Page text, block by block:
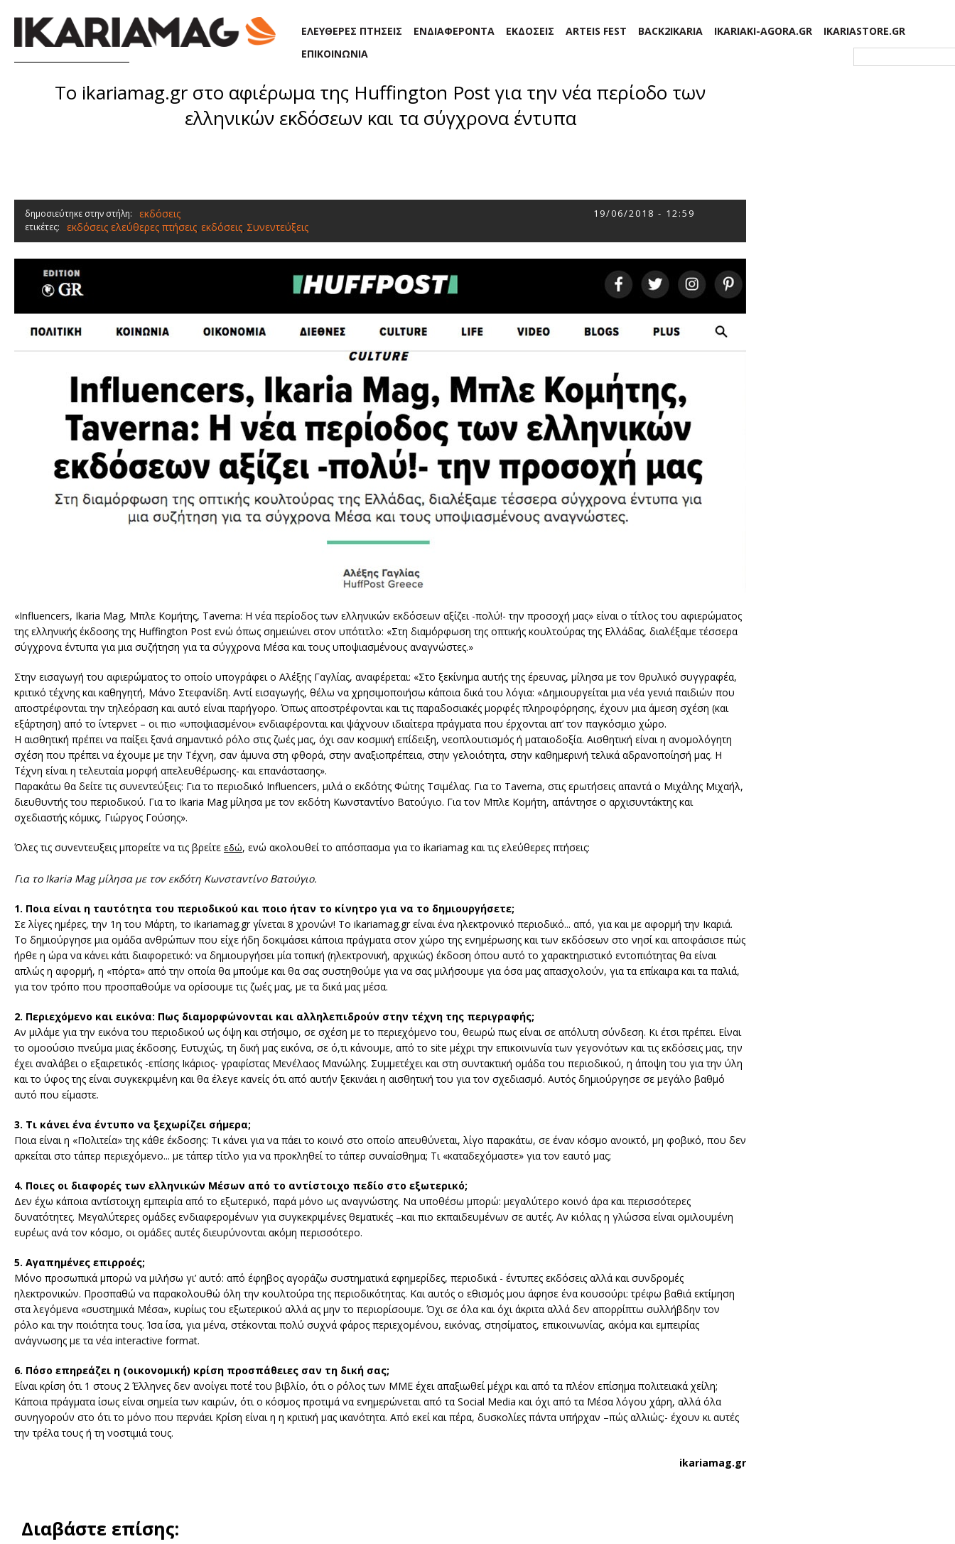
ΕΛΕΥΘΕΡΕΣ ΠΤΗΣΕΙΣ ΕΝΔΙΑΦΕΡΟΝΤΑ ΕΚΔΟΣΕΙΣ ARTEIS FEST BACK2IKARIA IKARIAKI-AGORA.GR
IKARIASTORE.GR
ΕΠΙΚΟΙΝΩΝΙΑ
Το ikariamag.gr στο αφιέρωμα της Huffington Post για την νέα περίοδο των
ελληνικών εκδόσεων και τα σύγχρονα έντυπα
δημοσιεύτηκε στην στήλη: εκδόσεις 19/06/2018 - 12:59
ετικέτες: εκδόσεις ελεύθερες πτήσεις, εκδόσεις, Συνεντεύξεις
«Influencers, Ikaria Mag, Μπλε Κομήτης, Taverna: Η νέα περίοδος των ελληνικών εκδόσεων αξίζει -πολύ!- την προσοχή μας» είναι ο τίτλος του αφιερώματος
της ελληνικής έκδοσης της Huffington Post ενώ όπως σημειώνει στον υπότιτλο: «Στη διαμόρφωση της οπτικής κουλτούρας της Ελλάδας, διαλέξαμε τέσσερα
σύγχρονα έντυπα για μια συζήτηση για τα σύγχρονα Μέσα και τους υποψιασμένους αναγνώστες.»
Στην εισαγωγή του αφιερώματος το οποίο υπογράφει ο Αλέξης Γαγλίας, αναφέρεται: «Στο ξεκίνημα αυτής της έρευνας, μίλησα με τον θρυλικό συγγραφέα,
κριτικό τέχνης και καθηγητή, Μάνο Στεφανίδη. Αντί εισαγωγής, θέλω να χρησιμοποιήσω κάποια δικά του λόγια: «Δημιουργείται μια νέα γενιά παιδιών που
αποστρέφονται την τηλεόραση και αυτό είναι παρήγορο. Όπως αποστρέφονται και τις παραδοσιακές μορφές πληροφόρησης, έχουν μια άμεση σχέση (και
εξάρτηση) από το ίντερνετ – οι πιο «υποψιασμένοι» ενδιαφέρονται και ψάχνουν ιδιαίτερα πράγματα που έρχονται απ’ τον παγκόσμιο χώρο.
Η αισθητική πρέπει να παίξει ξανά σημαντικό ρόλο στις ζωές μας, όχι σαν κοσμική επίδειξη, νεοπλουτισμός ή ματαιοδοξία. Αισθητική είναι η ανομολόγητη
σχέση που πρέπει να έχουμε με την Τέχνη, σαν άμυνα στη φθορά, στην αναξιοπρέπεια, στην γελοιότητα, στην καθημερινή τελικά αδρανοποίησή μας. Η
Τέχνη είναι η τελευταία μορφή απελευθέρωσης- και επανάστασης».
Παρακάτω θα δείτε τις συνεντεύξεις: Για το περιοδικό Influencers, μιλά ο εκδότης Φώτης Τσιμέλας. Για το Taverna, στις ερωτήσεις απαντά ο Μιχάλης Μιχαήλ,
διευθυντής του περιοδικού. Για το Ikaria Mag μίλησα με τον εκδότη Κωνσταντίνο Βατούγιο. Για τον Μπλε Κομήτη, απάντησε ο αρχισυντάκτης και
σχεδιαστής κόμικς, Γιώργος Γούσης».
Όλες τις συνεντευξεις μπορείτε να τις βρείτε εδώ, ενώ ακολουθεί το απόσπασμα για το ikariamag και τις ελεύθερες πτήσεις:
Για το Ikaria Mag μίλησα με τον εκδότη Κωνσταντίνο Βατούγιο.
1. Ποια είναι η ταυτότητα του περιοδικού και ποιο ήταν το κίνητρο για να το δημιουργήσετε;
Σε λίγες ημέρες, την 1η του Μάρτη, το ikariamag.gr γίνεται 8 χρονών! Το ikariamag.gr είναι ένα ηλεκτρονικό περιοδικό... από, για και με αφορμή την Ικαριά.
Το δημιούργησε μια ομάδα ανθρώπων που είχε ήδη δοκιμάσει κάποια πράγματα στον χώρο της ενημέρωσης και των εκδόσεων στο νησί και αποφάσισε πώς
ήρθε η ώρα να κάνει κάτι διαφορετικό: να δημιουργήσει μία τοπική (ηλεκτρονική, αρχικώς) έκδοση όπου αυτό το χαρακτηριστικό εντοπιότητας θα είναι
απλώς η αφορμή, η «πόρτα» από την οποία θα μπούμε και θα σας συστηθούμε για να σας μιλήσουμε για όσα μας απασχολούν, για τα επίκαιρα και τα παλιά,
για τον τρόπο που προσπαθούμε να ορίσουμε τις ζωές μας, με τα δικά μας μέσα.
2. Περιεχόμενο και εικόνα: Πως διαμορφώνονται και αλληλεπιδρούν στην τέχνη της περιγραφής;
Αν μιλάμε για την εικόνα του περιοδικού ως όψη και στήσιμο, σε σχέση με το περιεχόμενο του, θεωρώ πως είναι σε απόλυτη σύνδεση. Κι έτσι πρέπει. Είναι
το ομοούσιο πνεύμα μιας έκδοσης. Ευτυχώς, τη δική μας εικόνα, σε ό,τι κάνουμε, από το site μέχρι την επικοινωνία των γεγονότων και τις εκδόσεις μας, την
έχει αναλάβει ο εξαιρετικός -επίσης Ικάριος- γραφίστας Μενέλαος Μανώλης. Συμμετέχει και στη συντακτική ομάδα του περιοδικού, η άποψη του για την ύλη
και το ύφος της είναι συγκεκριμένη και θα έλεγε κανείς ότι από αυτήν ξεκινάει η αισθητική του για τον σχεδιασμό. Αυτός δημιούργησε σε μεγάλο βαθμό
αυτό που είμαστε.
3. Τι κάνει ένα έντυπο να ξεχωρίζει σήμερα;
Ποια είναι η «Πολιτεία» της κάθε έκδοσης: Τι κάνει για να πάει το κοινό στο οποίο απευθύνεται, λίγο παρακάτω, σε έναν κόσμο ανοικτό, μη φοβικό, που δεν
αρκείται στο τάπερ περιεχόμενο... με τάπερ τίτλο για να προκληθεί το τάπερ συναίσθημα; Τι «καταδεχόμαστε» για τον εαυτό μας;
4. Ποιες οι διαφορές των ελληνικών Μέσων από το αντίστοιχο πεδίο στο εξωτερικό;
Δεν έχω κάποια αντίστοιχη εμπειρία από το εξωτερικό, παρά μόνο ως αναγνώστης. Να υποθέσω μπορώ: μεγαλύτερο κοινό άρα και περισσότερες
δυνατότητες. Μεγαλύτερες ομάδες ενδιαφερομένων για συγκεκριμένες θεματικές –και πιο εκπαιδευμένων σε αυτές. Αν κιόλας η γλώσσα είναι ομιλουμένη
ευρέως ανά τον κόσμο, οι ομάδες αυτές διευρύνονται ακόμη περισσότερο.
5. Αγαπημένες επιρροές;
Μόνο προσωπικά μπορώ να μιλήσω γι’ αυτό: από έφηβος αγοράζω συστηματικά εφημερίδες, περιοδικά - έντυπες εκδόσεις αλλά και συνδρομές
ηλεκτρονικών. Προσπαθώ να παρακολουθώ όλη την κουλτούρα της περιοδικότητας. Και αυτός ο εθισμός μου άφησε ένα κουσούρι: τρέφω βαθιά εκτίμηση
στα λεγόμενα «συστημικά Μέσα», κυρίως του εξωτερικού αλλά ας μην το περιορίσουμε. Όχι σε όλα και όχι άκριτα αλλά δεν απορρίπτω συλλήβδην τον
ρόλο και την ποιότητα τους. Ίσα ίσα, για μένα, στέκονται πολύ συχνά φάρος περιεχομένου, εικόνας, στησίματος, επικοινωνίας, ακόμα και εμπειρίας
ανάγνωσης με τα νέα interactive format.
6. Πόσο επηρεάζει η (οικονομική) κρίση προσπάθειες σαν τη δική σας;
Είναι κρίση ότι 1 στους 2 Έλληνες δεν ανοίγει ποτέ του βιβλίο, ότι ο ρόλος των ΜΜΕ έχει απαξιωθεί μέχρι και από τα πλέον επίσημα πολιτειακά χείλη;
Κάποια πράγματα ίσως είναι σημεία των καιρών, ότι ο κόσμος προτιμά να ενημερώνεται από τα Social Media και όχι από τα Μέσα λόγου χάρη, αλλά όλα
συνηγορούν στο ότι το μόνο που περνάει Κρίση είναι η η κριτική μας ικανότητα. Από εκεί και πέρα, δυσκολίες πάντα υπήρχαν –πώς αλλιώς;- έχουν κι αυτές
την τρέλα τους ή τη νοστιμιά τους.
ikariamag.gr
Διαβάστε επίσης: